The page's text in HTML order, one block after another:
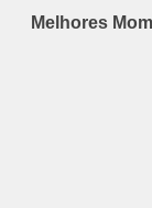
Melhores